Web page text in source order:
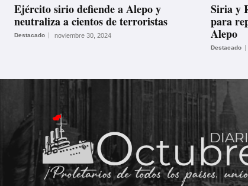
Ejército sirio defiende a Alepo y
neutraliza a cientos de terroristas
Destacado noviembre 30, 2024
Siria y
para
Alepo
Destacado